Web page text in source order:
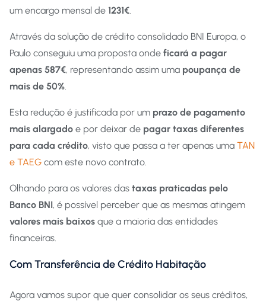
um encargo mensal de 1231€
Através da solução de crédito consolidado BNI Europa, o
Paulo conseguiu uma proposta onde ficará a pagar
apenas 587€, representando assim uma poupança de
mais de 50%
Esta redução é justificada por um prazo de pagamento
mais alargado e por deixar de pagar taxas diferentes
para cada crédito, visto que passa a ter apenas uma TAN
e TAEG com este novo contrato.
Olhando para os valores das taxas praticadas pelo
Banco BNI, é possível perceber que as mesmas atingem
valores mais baixos que a maioria das entidades
financeiras.
Com Transferência de Crédito Habitação
Agora vamos supor que quer consolidar os seus créditos,